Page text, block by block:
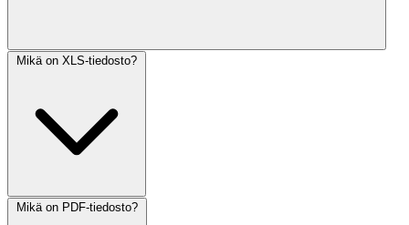
Mikä on XLS-tiedosto?
Mikä on PDF-tiedosto?